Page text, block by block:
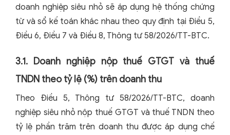
doanh nghiệp siêu nhỏ sẽ áp dụng hệ thống chứng
từ và sổ kế toán khác nhau theo quy định tại Điều 5,
Điều 6, Điều 7 và Điều 8, Thông tư 58/2026/TT-BTC.
3.1. Doanh nghiệp nộp thuế GTGT và thuế
TNDN theo tỷ lệ (%) trên doanh thu
Theo Điều 5, Thông tư 58/2026/TT-BTC, doanh
nghiệp siêu nhỏ nộp thuế GTGT và thuế TNDN theo
tỷ lệ phần trăm trên doanh thu được áp dụng chế